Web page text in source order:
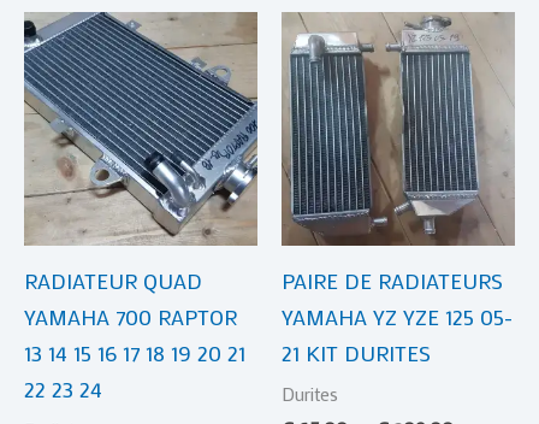
RADIATEUR QUAD
YAMAHA 700 RAPTOR
13 14 15 16 17 18 19 20 21
22 23 24
PAIRE DE RADIATEURS
YAMAHA YZ YZE 125 05-
21 KIT DURITES
Durites
Plage
de
prix :
€ 65,00
à
€ 209,00
Les
être